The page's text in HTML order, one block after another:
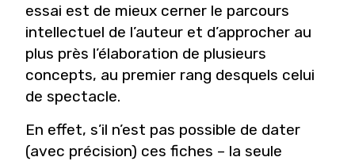
essai est de mieux cerner le parcours
intellectuel de l’auteur et d’approcher au
plus près l’élaboration de plusieurs
concepts, au premier rang desquels celui
de spectacle.
En effet, s’il n’est pas possible de dater
(avec précision) ces fiches – la seule